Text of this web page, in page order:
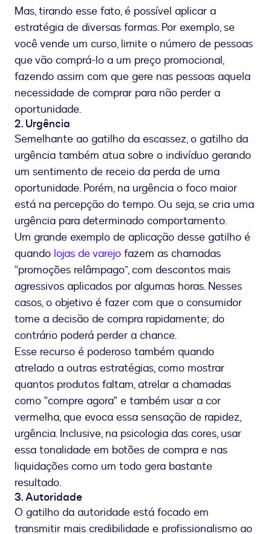
Mas, tirando esse fato, é possível aplicar a
estratégia de diversas formas. Por exemplo, se
você vende um curso, limite o número de pessoas
que vão comprá-lo a um preço promocional,
fazendo assim com que gere nas pessoas aquela
necessidade de comprar para não perder a
oportunidade.
2. Urgência
Semelhante ao gatilho da escassez, o gatilho da
urgência também atua sobre o indivíduo gerando
um sentimento de receio da perda de uma
oportunidade. Porém, na urgência o foco maior
está na percepção do tempo. Ou seja, se cria uma
urgência para determinado comportamento.
Um grande exemplo de aplicação desse gatilho é
quando lojas de varejo fazem as chamadas
“promoções relâmpago”, com descontos mais
agressivos aplicados por algumas horas. Nesses
casos, o objetivo é fazer com que o consumidor
tome a decisão de compra rapidamente; do
contrário poderá perder a chance.
Esse recurso é poderoso também quando
atrelado a outras estratégias, como mostrar
quantos produtos faltam, atrelar a chamadas
como "compre agora" e também usar a cor
vermelha, que evoca essa sensação de rapidez,
urgência. Inclusive, na psicologia das cores, usar
essa tonalidade em botões de compra e nas
liquidações como um todo gera bastante
resultado.
3. Autoridade
O gatilho da autoridade está focado em
transmitir mais credibilidade e profissionalismo ao